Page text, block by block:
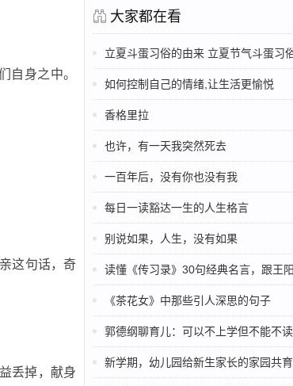
自身之中。
这句话，奇
丢掉，献身
大家都在看
立夏斗蛋习俗的由来 立夏节气斗蛋习俗的
如何控制自己的情绪,让生活更愉悦
香格里拉
也许，有一天我突然死去
一百年后，没有你也没有我
每日一读豁达一生的人生格言
别说如果，人生，没有如果
读懂《传习录》30句经典名言，跟王阳明
《茶花女》中那些引人深思的句子
郭德纲聊育儿：可以不上学但不能不读书;可以没学历但不能
新学期，幼儿园给新生家长的家园共